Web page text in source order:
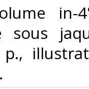
in-
sous
p.,